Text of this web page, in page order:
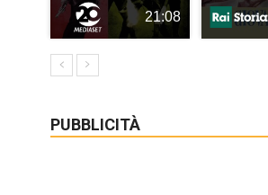
21:08
PUBBLICITÀ